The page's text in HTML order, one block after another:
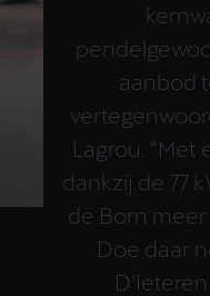
aanbod
Lagrou. “Met
dankzij de 77
de Born meer
Doe daar